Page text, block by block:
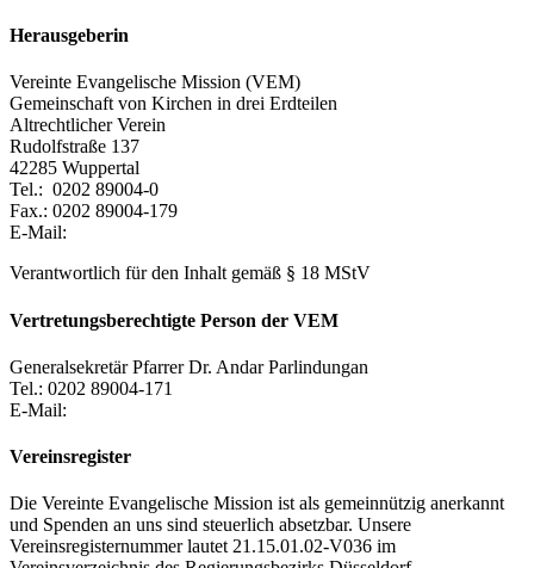
Herausgeberin
Vereinte Evangelische Mission (VEM)
Gemeinschaft von Kirchen in drei Erdteilen
Altrechtlicher Verein
Rudolfstraße 137
42285 Wuppertal
Tel.: 0202 89004-0
Fax.: 0202 89004-179
E-Mail:
Verantwortlich für den Inhalt gemäß § 18 MStV
Vertretungsberechtigte Person der VEM
Generalsekretär Pfarrer Dr. Andar Parlindungan
Tel.: 0202 89004-171
E-Mail:
Vereinsregister
Die Vereinte Evangelische Mission ist als gemeinnützig anerkannt
und Spenden an uns sind steuerlich absetzbar. Unsere
Vereinsregisternummer lautet 21.15.01.02-V036 im